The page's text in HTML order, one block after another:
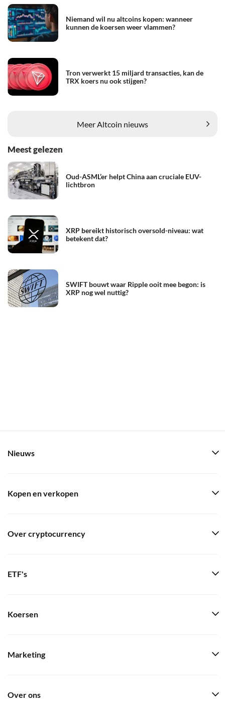
Niemand wil nu altcoins kopen: wanneer
kunnen de koersen weer vlammen?
Tron verwerkt 15 miljard transacties, kan de
TRX koers nu ook stijgen?
Meer Altcoin nieuws
Meest gelezen
Oud-ASML’er helpt China aan cruciale EUV-
lichtbron
XRP bereikt historisch oversold-niveau: wat
betekent dat?
SWIFT bouwt waar Ripple ooit mee begon: is
XRP nog wel nuttig?
Nieuws
Kopen en verkopen
Over cryptocurrency
ETF's
Koersen
Marketing
Over ons